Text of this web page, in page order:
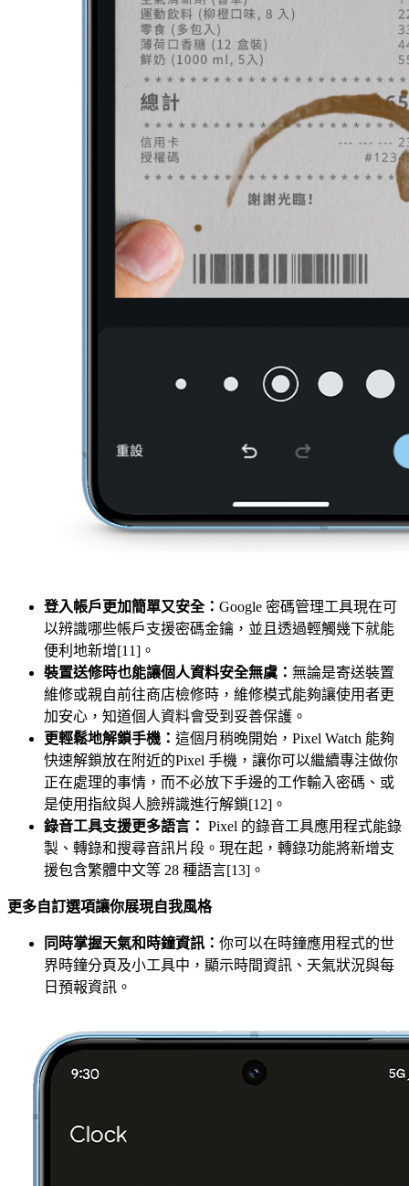
登入帳戶更加簡單又安全： Google 密碼管理工具現在可
以辨識哪些帳戶支援密碼金鑰，並且透過輕觸幾下就能
便利地新增[11]。
裝置送修時也能讓個人資料安全無虞： 無論是寄送裝置
維修或親自前往商店檢修時，維修模式能夠讓使用者更
加安心，知道個人資料會受到妥善保護。
更輕鬆地解鎖手機： 這個月稍晚開始，Pixel Watch 能夠
快速解鎖放在附近的Pixel 手機，讓你可以繼續專注做你
正在處理的事情，而不必放下手邊的工作輸入密碼、或
是使用指紋與人臉辨識進行解鎖[12]。
錄音工具支援更多語言： Pixel 的錄音工具應用程式能錄
製、轉錄和搜尋音訊片段。現在起，轉錄功能將新增支
援包含繁體中文等 28 種語言[13]。
更多自訂選項讓你展現自我風格
同時掌握天氣和時鐘資訊： 你可以在時鐘應用程式的世
界時鐘分頁及小工具中，顯示時間資訊、天氣狀況與每
日預報資訊。